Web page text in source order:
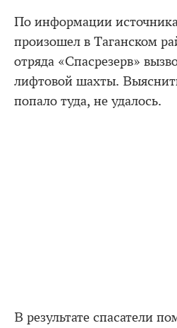
По информации
произошел в Таганском
отряда «Спасрезерв»
лифтовой шахты.
попало туда, не удалось.
В результате спасатели